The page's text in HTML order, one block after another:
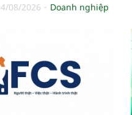
08/2026 Doanh nghiệp